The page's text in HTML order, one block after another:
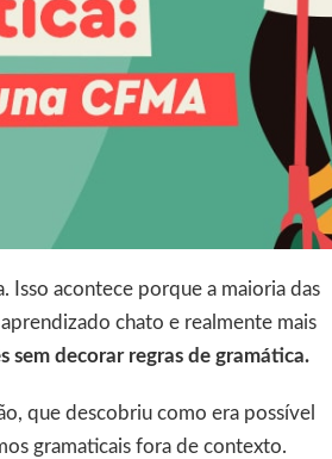
Isso acontece porque a maioria das
chato e realmente mais
sem decorar regras de gramática.
que descobriu como era possível
gramaticais fora de contexto.